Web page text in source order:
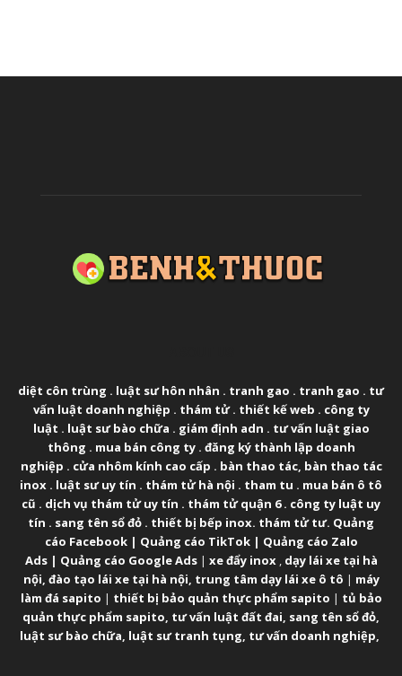
diệt côn trùng . luật sư hôn nhân . tranh gao . tranh gao . tư
vấn luật doanh nghiệp . thám tử. thiết kế web . công ty
luật . luật sư bào chữa . giám định adn . tư vấn luật giao
thông . mua bán công ty. đăng ký thành lập doanh
nghiệp . cửa nhôm kính cao cấp . bàn thao tác, bàn thao tác
inox . luật sư uy tín . thám tử hà nội . tham tu . mua bán ô tô
cũ . dịch vụ thám tử uy tín . thám tử quận 6. công ty luật uy
tín . sang tên sổ đỏ . thiết bị bếp inox. thám tử tư. Quảng
cáo Facebook| Quảng cáo TikTok| Quảng cáo Zalo
Ads| Quảng cáo Google Ads| xe đẩy inox
dạy lái xe tại hà
nội đào tạo lái xe tại hà nội trung tâm dạy lái xe ô tô | máy
làm đá sapito | thiết bị bảo quản thực phẩm sapito | tủ bảo
quản thực phẩm sapito tư vấn luật đất đai sang tên sổ đỏ
luật sư bào chữa luật sư tranh tụng tư vấn doanh nghiệp